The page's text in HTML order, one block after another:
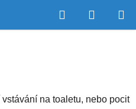
Hledat
KOŠÍK
na toaletu, nebo pocit